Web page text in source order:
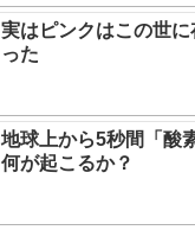
実はピンクはこの世
った
地球上から5秒間「酸
何が起こるか？